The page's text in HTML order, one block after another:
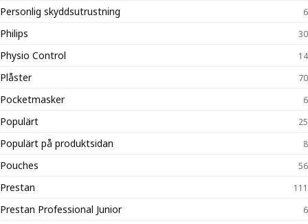
Personlig skyddsutrustning 6
Philips 30
Physio Control 14
Plåster 70
Pocketmasker 6
Populärt 25
Populärt på produktsidan 8
Pouches 56
Prestan 111
Prestan Professional Junior 6